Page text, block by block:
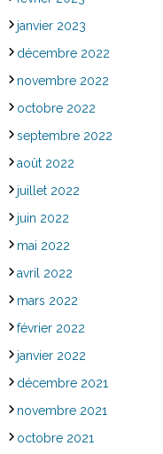
janvier 2023
décembre 2022
novembre 2022
octobre 2022
septembre 2022
août 2022
juillet 2022
juin 2022
mai 2022
avril 2022
mars 2022
février 2022
janvier 2022
décembre 2021
novembre 2021
octobre 2021